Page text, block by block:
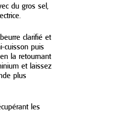
du gros sel,
clarifié et
cuisson puis
la retournant
et laissez
plus
les